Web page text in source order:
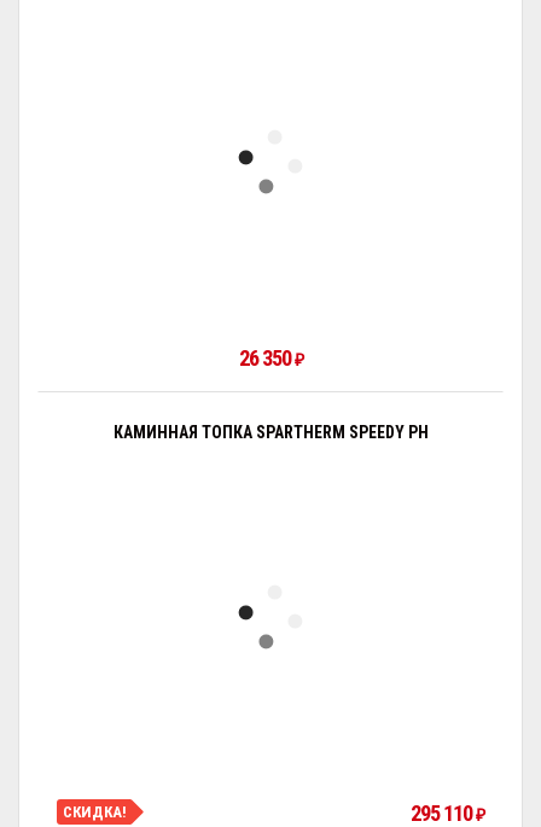
26 350 ₽
КАМИННАЯ ТОПКА SPARTHERM SPEEDY PH
СКИДКА! 295 110 ₽